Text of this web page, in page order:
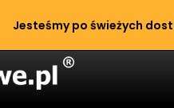
Jesteśmy po świeżych